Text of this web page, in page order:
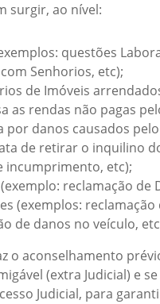
surgir, ao nível:
questões
Senhorios, etc);
de Imóveis
as rendas não pagas
por danos causados
de retirar o inquilino
incumprimento, etc);
reclamação de
(exemplos: reclamação
de danos no veículo,
o aconselhamento
(extra Judicial) e
Judicial, para